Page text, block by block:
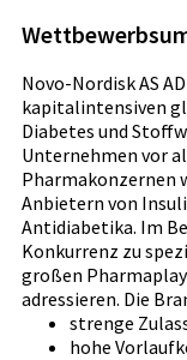
Novo-Nordisk AS
kapitalintensiven
Diabetes und
Unternehmen vor
Pharmakonzernen
Anbietern von
Antidiabetika. Im
Konkurrenz zu
großen
adressieren. Die
strenge
hohe